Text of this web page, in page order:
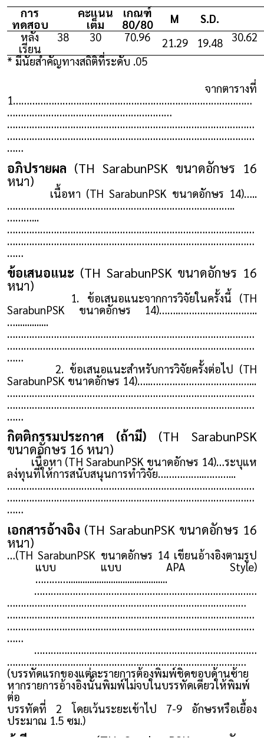
การ
ทดสอบ
คะแนน
เต็ม
เกณฑ์
80/80
M
S.D.
หลัง
เรียน
38 30 70.96 21.29 19.48
30.62
* มีนัยสำคัญทางสถิติที่ระดับ .05
จากตารางที่
1……………………………………………………………………………
……………………………………………………
………………………………………………………………………………
………………………………………………………………………………
……
อภิปรายผล (TH SarabunPSK ขนาดอักษร 16
หนา)
เนื้อหา (TH SarabunPSK ขนาดอักษร 14)…..
………………………………………………………………………..
………...
………………………………………………………………………………
………………………………………………………………………………
……
ข้อเสนอแนะ (TH SarabunPSK ขนาดอักษร 16
หนา)
1. ข้อเสนอแนะจากการวิจัยในครั้งนี้ (TH
SarabunPSK ขนาดอักษร 14)…….………………………..
…..............
………………………………………………………………………………
………………………………………………………………………………
……
2. ข้อเสนอแนะสำหรับการวิจัยครั้งต่อไป (TH
SarabunPSK ขนาดอักษร 14)…..………………………………...
………………………………………………………………………………
………………………………………………………………………………
……
กิตติกรรมประกาศ (ถ้ามี) (TH SarabunPSK
ขนาดอักษร 16 หนา)
เนื้อหา (TH SarabunPSK ขนาดอักษร 14)…ระบุแห
ลง่ทุนที่ให้การสนับสนุนการทำวิจัย……………..………...
………………………………………………………………………………
………………………………………………………………………………
……
เอกสารอ้างอิง (TH SarabunPSK ขนาดอักษร 16
หนา)
…(TH SarabunPSK ขนาดอักษร 14 เขียนอ้างอิงตามรูป
แบบ แบบ APA Style)
…………..........................................
………………………………………………………………………
……………………………………………………………………………
………………………………………………………………………………
………………………………………………………………………………
……
………………………………………………………………………
……………………………………………………………………………
(บรรทัดแรกของแต่ละรายการต้องพิมพ์ชิดขอบด้านซ้าย
หากรายการอ้างอิงนั้นพิมพ์ไม่จบในบรรทัดเดียวให้พิมพ์
ต่อ
บรรทัดที่ 2 โดยเว้นระยะเข้าไป 7-9 อักษรหรือเยื้อง
ประมาณ 1.5 ซม.)